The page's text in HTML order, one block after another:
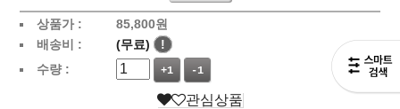
상품가 : 85,800원
배송비 :
(무료)
!
수량 :
+1 -1
관심상품